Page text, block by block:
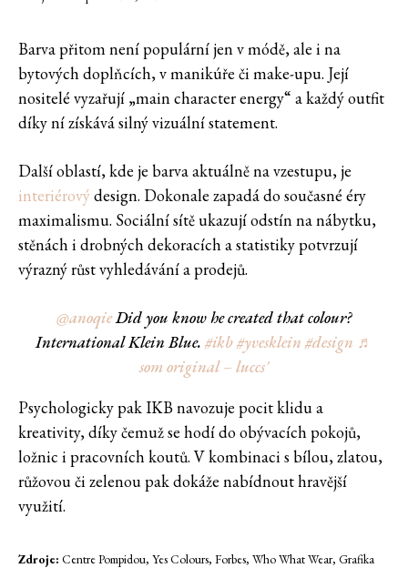
Barva přitom není populární jen v módě, ale i na
bytových doplňcích, v manikúře či make-upu. Její
nositelé vyzařují „main character energy“ a každý outfit
díky ní získává silný vizuální statement.
Další oblastí, kde je barva aktuálně na vzestupu, je
interiérovýdesign. Dokonale zapadá do současné éry
maximalismu. Sociální sítě ukazují odstín na nábytku,
stěnách i drobných dekoracích a statistiky potvrzují
výrazný růst vyhledávání a prodejů.
@anoqieDid you know he created that colour?
International Klein Blue. #ikb#yvesklein #design ♬
som original – luccs'
Psychologicky pak IKB navozuje pocit klidu a
kreativity, díky čemuž se hodí do obývacích pokojů,
ložnic i pracovních koutů. V kombinaci s bílou, zlatou,
růžovou či zelenou pak dokáže nabídnout hravější
využití.
Zdroje: Centre Pompidou, Yes Colours, Forbes, Who What Wear, Grafika